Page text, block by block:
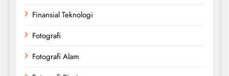
Finansial Teknologi
Fotografi
Fotografi Alam